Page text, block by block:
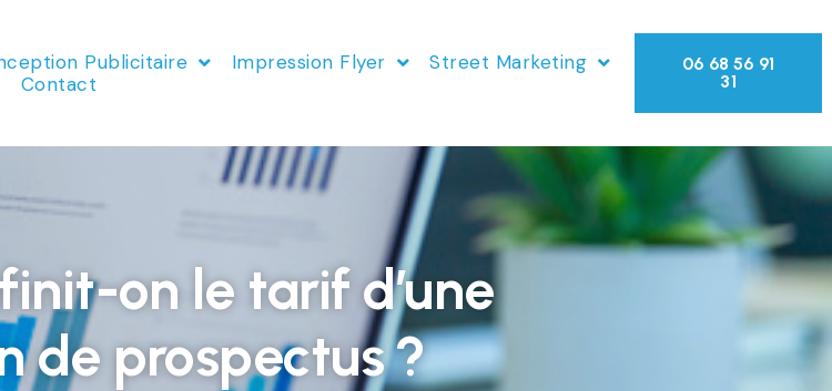
Publicitaire Impression Flyer
Street Marketing
Contact
06 68 56 91
31
on le tarif d’une
de prospectus ?